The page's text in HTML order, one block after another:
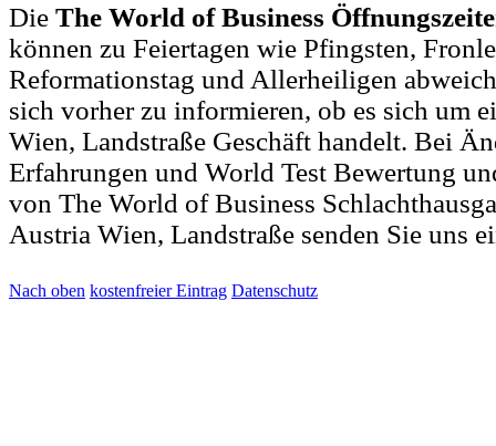
Die The World of Business
können zu Feiertagen wie Pfingsten,
Reformationstag und Allerheiligen
sich vorher zu informieren, ob es sich um
Wien, Landstraße Geschäft handelt. Bei
Erfahrungen und World Test Bewertung
von The World of Business
Austria Wien, Landstraße senden Sie uns
Nach oben kostenfreier Eintrag Datenschutz